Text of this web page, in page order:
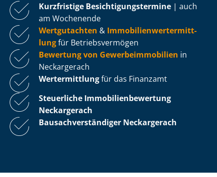
Kurzfristige Be­sich­ti­gungs­ter­mi­ne | auch
am Wochenende
Wertgutachten & Im­mo­bi­li­en­wert­ermitt­
lungfür Be­triebs­ver­mö­gen
Bewertung von Ge­wer­be­im­mo­bi­li­en in
Neckargerach
Wertermittlungfür das Finanzamt
Steuerliche Im­mo­bi­li­en­be­wer­tung
Neckargerach
Bau­sach­ver­stän­di­ger Neckargerach